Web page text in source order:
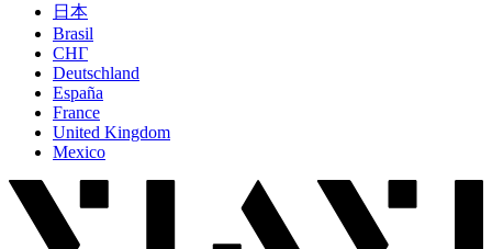
日本
Brasil
СНГ
Deutschland
España
France
United Kingdom
Mexico